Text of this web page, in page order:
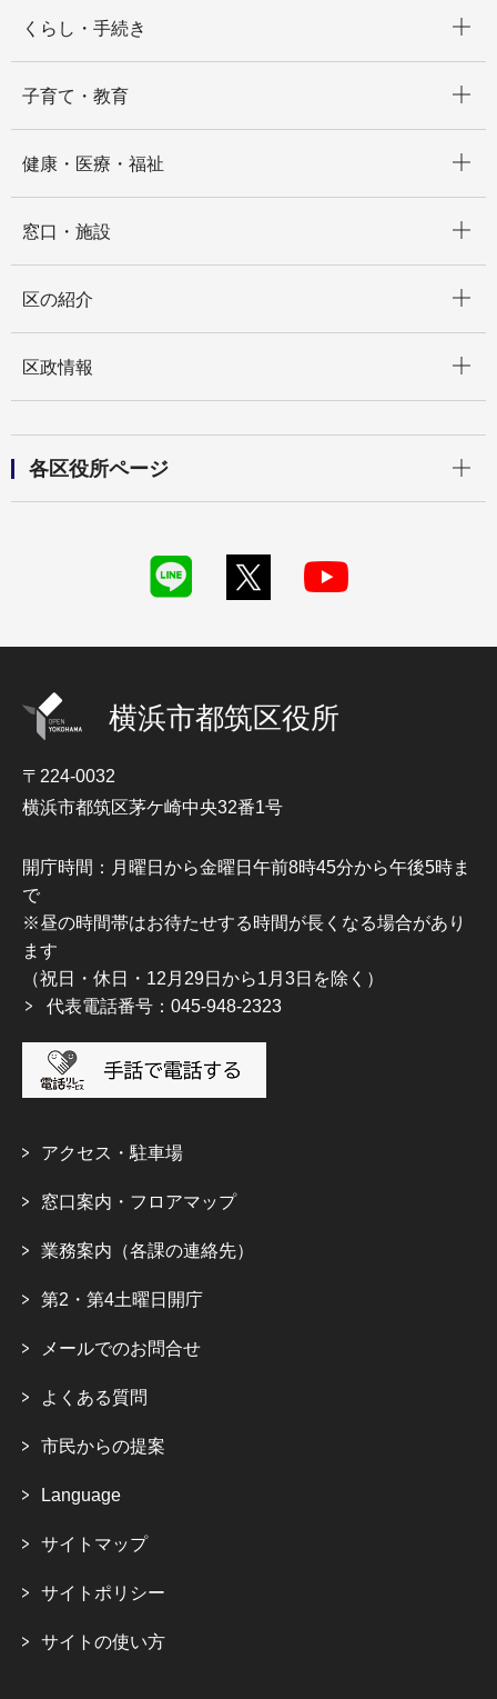
くらし・手続き
子育て・教育
健康・医療・福祉
窓口・施設
区の紹介
区政情報
各区役所ページ
横浜市都筑区役所
〒224-0032
横浜市都筑区茅ケ崎中央32番1号
開庁時間：月曜日から金曜日午前8時45分から午後5時ま
で
※昼の時間帯はお待たせする時間が長くなる場合があり
ます
（祝日・休日・12月29日から1月3日を除く）
代表電話番号：045-948-2323
アクセス・駐車場
窓口案内・フロアマップ
業務案内（各課の連絡先）
第2・第4土曜日開庁
メールでのお問合せ
よくある質問
市民からの提案
Language
サイトマップ
サイトポリシー
サイトの使い方